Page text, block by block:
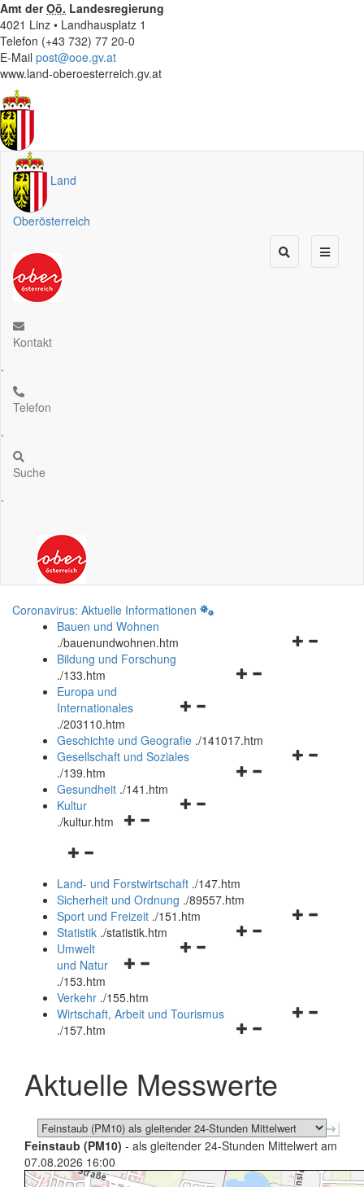
Amt derOö. Landesregierung
4021 Linz • Landhausplatz 1
Telefon (+43 732) 77 20-0
E-Mail post@ooe.gv.at
www.land-oberoesterreich.gv.at
Land
Oberösterreich
Kontakt
.
Telefon
.
Suche
.
Coronavirus: Aktuelle Informationen
Bauen und Wohnen
./bauenundwohnen.htm
Navigationsmenü
Bildung und Forschung
./133.htm
Navigationsmenü
und
schließen
Europa und
Internationales
./203110.htm
Geschichte und Geografie ./141017.htm
Navigationsmenü
Gesellschaft und Soziales
./139.htm
Navigationsmenü
Gesundheit ./141.htm
Navigationsmenü
Kultur
./kultur.htm
Navigationsmenü
und
schließen
Land- und Forstwirtschaft ./147.htm
Sicherheit und Ordnung ./89557.htm
Navigationsmenü
Sport und Freizeit ./151.htm
Navigationsmenü
Statistik ./statistik.htm
Navigationsmenü
und
schließen
Umwelt
und Natur
./153.htm
Verkehr ./155.htm
Navigationsmenü
schließen
Wirtschaft, Arbeit und Tourismus
./157.htm
Aktuelle Messwerte
Feinstaub (PM10) - als gleitender 24-Stunden Mittelwert am
07.08.2026 16:00